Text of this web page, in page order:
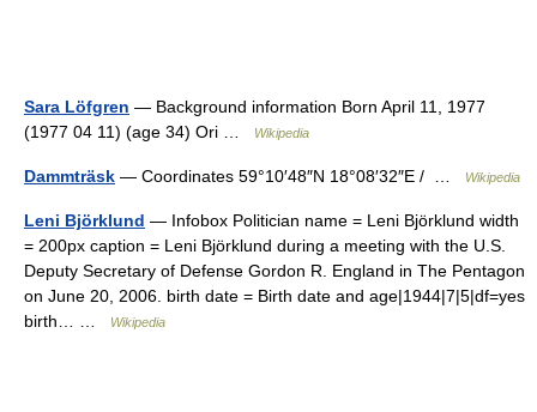
Sara Löfgren — Background information Born April 11, 1977
(1977 04 11) (age 34) Ori …
Wikipedia
Dammträsk — Coordinates 59°10′48″N 18°08′32″E / … Wikipedia
Leni Björklund — Infobox Politician name = Leni Björklund width
= 200px caption = Leni Björklund during a meeting with the U.S.
Deputy Secretary of Defense Gordon R. England in The Pentagon
on June 20, 2006. birth date = Birth date and age|1944|7|5|df=yes
birth… …
Wikipedia